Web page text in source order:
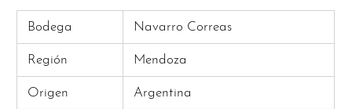
Bodega Navarro Correas
Región Mendoza
Origen Argentina